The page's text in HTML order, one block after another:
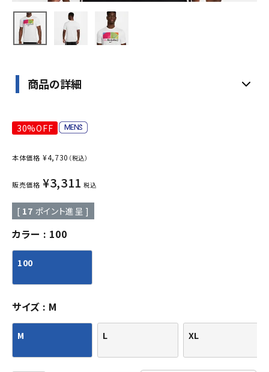
プライバシーポリシー
商品の詳細
30%OFF
本体価格 ¥4,730 （税込）
販売価格 ¥3,311 税込
[ 17 ポイント進呈 ]
カラー 100
100
サイズ M
M L XL